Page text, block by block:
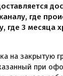
где
где 3 месяца
на закрытую
при